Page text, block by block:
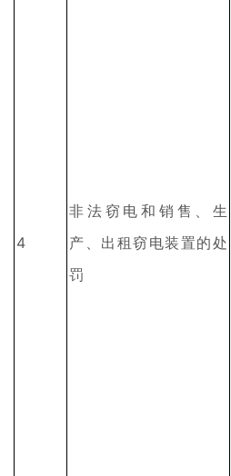
4
非法窃电和销售、生
产、出租窃电装置的处
罚